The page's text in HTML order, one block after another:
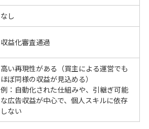
なし
収益化審査通過
高い再現性がある（買主による運営でも
ほぼ同様の収益が見込める）
例：自動化された仕組みや、引継ぎ可能
な広告収益が中心で、個人スキルに依存
しない